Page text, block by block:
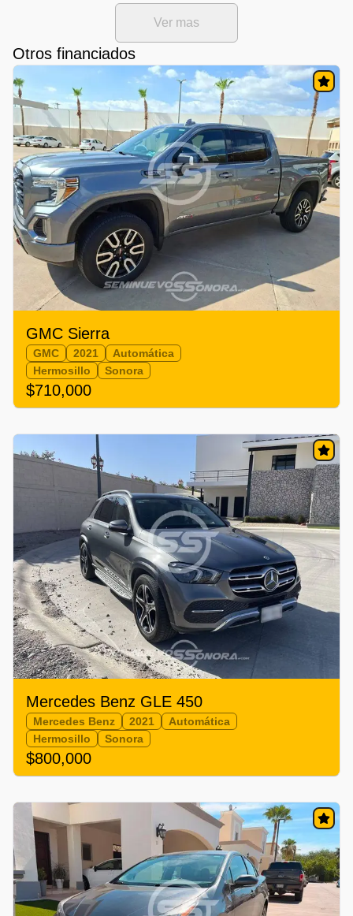
Ver mas
Otros financiados
GMC Sierra
GMC 2021
Automática
Hermosillo
Sonora
$710,000
Mercedes Benz GLE 450
Mercedes Benz 2021
Automática
Hermosillo
Sonora
$800,000